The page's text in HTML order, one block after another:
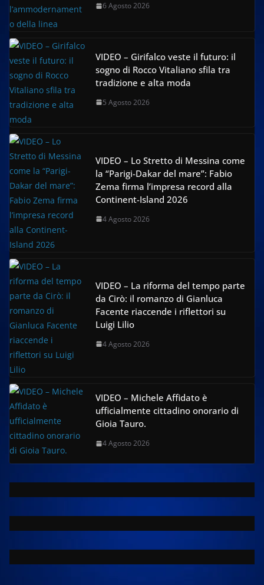
6 Agosto 2026
VIDEO – Girifalco veste il futuro: il
sogno di Rocco Vitaliano sfila tra
tradizione e alta moda
5 Agosto 2026
VIDEO – Lo Stretto di Messina come
la “Parigi-Dakar del mare”: Fabio
Zema firma l’impresa record alla
Continent-Island 2026
4 Agosto 2026
VIDEO – La riforma del tempo parte
da Cirò: il romanzo di Gianluca
Facente riaccende i riflettori su
Luigi Lilio
4 Agosto 2026
VIDEO – Michele Affidato è
ufficialmente cittadino onorario di
Gioia Tauro.
4 Agosto 2026